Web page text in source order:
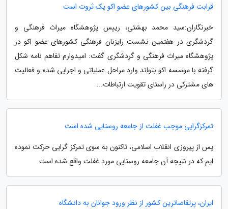
قرابت فرهنگی بین کشورهای عضو اکو یک ثروت است
خبرنگاران:سید محمد بهشتی، رییس پژوهشگاه میراث فرهنگی و
گردشگری در هفتمین نشست رایزنان فرهنگی کشورهای عضو اکو در
پژوهشگاه میراث فرهنگی و گردشگری گفت: امیدوارم تفاهم نامه شکل
گرفته با موسسه اکو بتواند وارد مراحل عملیاتی و اجرایی شده و فعالیت
های مشترکی در راستای تقویت ارتباطات...
تمرکزگرایی موجب غفلت از جامعه روستایی شده است
پس از پیروزی انقلاب اسلامی، تاکنون به سوی تمرکز گرایی حرکت نموده
ایم که در نتیجه آن جامعه روستایی مورد غفلت واقع شده است.
ایران، پرتقاضاترین کشور از نظر ورود جوانان به دانشگاه